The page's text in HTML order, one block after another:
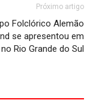
Próximo artigo
Folclórico Alemão
se apresentou em
Rio Grande do Sul